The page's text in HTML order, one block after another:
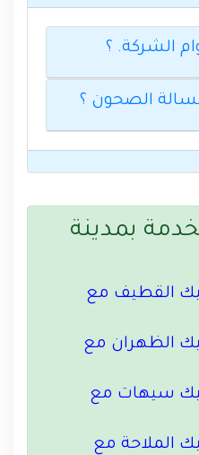
الشركة. ؟
الصحون ؟
بمدينة
القطيف مع
الظهران مع
سيهات مع
الملاحة مع